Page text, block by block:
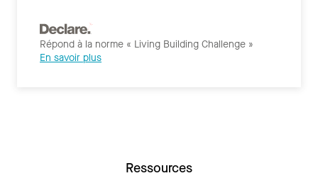
Répond à la norme « Living Building Challenge »
En savoir plus
Ressources